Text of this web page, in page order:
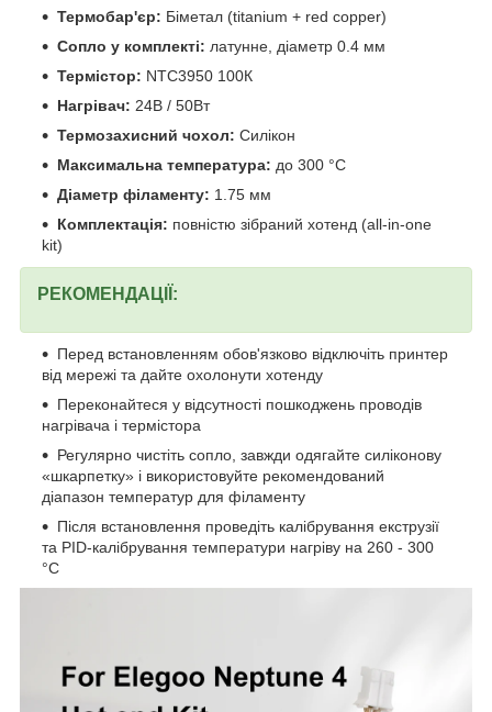
Термобар'єр: Біметал (titanium + red copper)
Сопло у комплекті: латунне, діаметр 0.4 мм
Термістор: NTC3950 100К
Нагрівач: 24В / 50Вт
Термозахисний чохол: Силікон
Максимальна температура: до 300 °C
Діаметр філаменту: 1.75 мм
Комплектація: повністю зібраний хотенд (all-in-one
kit)
РЕКОМЕНДАЦІЇ:
Перед встановленням обов'язково відключіть принтер
від мережі та дайте охолонути хотенду
Переконайтеся у відсутності пошкоджень проводів
нагрівача і термістора
Регулярно чистіть сопло, завжди одягайте силіконову
«шкарпетку» і використовуйте рекомендований
діапазон температур для філаменту
Після встановлення проведіть калібрування екструзії
та PID-калібрування температури нагріву на 260 - 300
°C